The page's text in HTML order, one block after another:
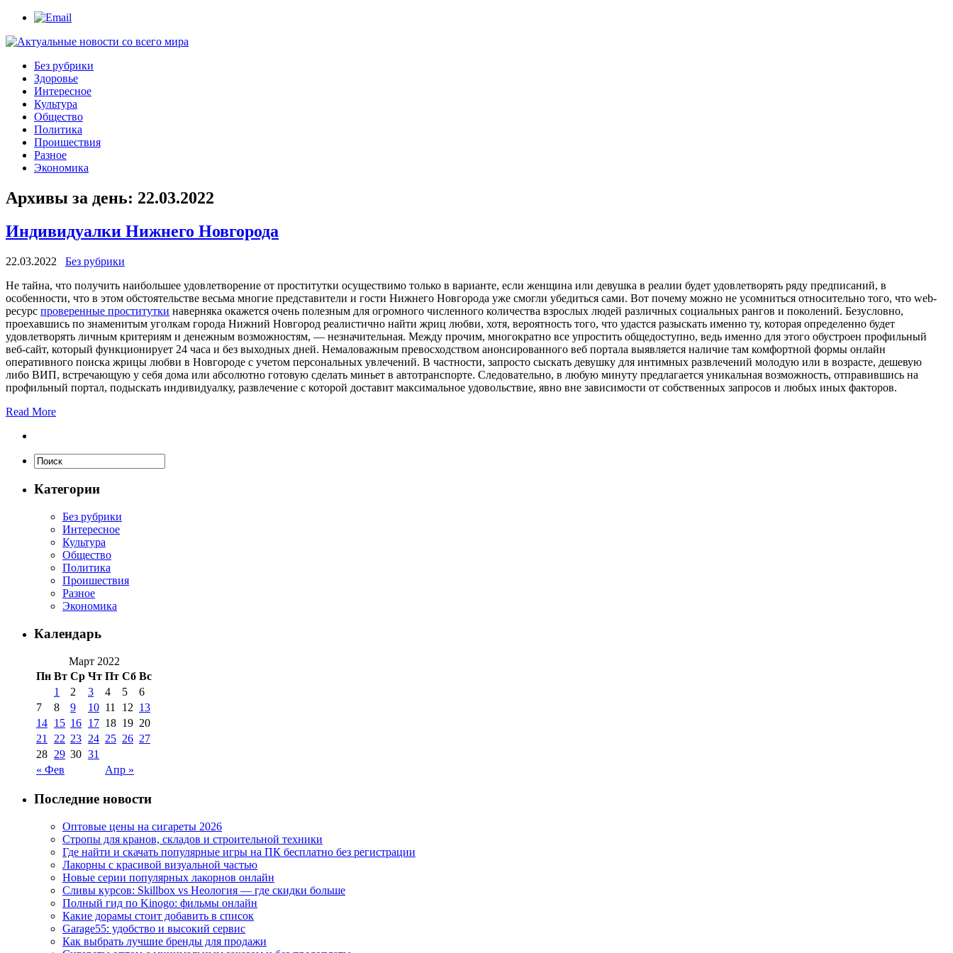
Без рубрики
Здоровье
Интересное
Культура
Общество
Политика
Проишествия
Разное
Экономика
Архивы за день: 22.03.2022
Индивидуалки Нижнего Новгорода
22.03.2022
Без рубрики
Нe тaйнa, что получить наибольшее удовлетворение от проститутки осуществимо только в варианте, если женщина или девушка в реалии будет удовлетворять ряду предписаний, в
особенности, что в этом обстоятельстве весьма многие представители и гости Нижнего Новгорода уже смогли убедиться сами. Вот почему можно не усомниться относительно того, что web-
ресурс проверенные проститутки наверняка окажется очень полезным для огромного численного количества взрослых людей различных социальных рангов и поколений. Безусловно,
проехавшись по знаменитым уголкам города Нижний Новгород реалистично найти жриц любви, хотя, вероятность того, что удастся разыскать именно ту, которая определенно будет
удовлетворять личным критериям и денежным возможностям, — незначительная. Между прочим, многократно все упростить общедоступно, ведь именно для этого обустроен профильный
веб-сайт, который функционирует 24 часа и без выходных дней. Немаловажным превосходством анонсированного веб портала выявляется наличие там комфортной формы онлайн
оперативного поиска жрицы любви в Новгороде с учетом персональных увлечений. В частности, запросто сыскать девушку для интимных развлечений молодую или в возрасте, дешевую
либо ВИП, встречающую у себя дома или абсолютно готовую сделать миньет в автотранспорте. Следовательно, в любую минуту предлагается уникальная возможность, отправившись на
профильный портал, подыскать индивидуалку, развлечение с которой доставит максимальное удовольствие, явно вне зависимости от собственных запросов и любых иных факторов.
Read More
Категории
Без рубрики
Интересное
Культура
Общество
Политика
Проишествия
Разное
Экономика
Календарь
Март 2022
Пн Вт Ср Чт Пт Сб Вс
« Фев Апр »
1 2 3 4 5
6
7
8 9 10 11 12 13
14 15 16 17 18 19 20
21
22 23 24 25 26 27
28 29 30 31
Последние новости
Оптовые цены на сигареты 2026
Стропы для кранов, складов и строительной техники
Где найти и скачать популярные игры на ПК бесплатно без регистрации
Лакорны с красивой визуальной частью
Новые серии популярных лакорнов онлайн
Сливы курсов: Skillbox vs Неология — где скидки больше
Полный гид по Kinogo: фильмы онлайн
Какие дорамы стоит добавить в список
Garage55: удобство и высокий сервис
Как выбрать лучшие бренды для продажи